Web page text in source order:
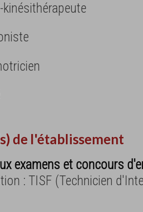
de l'établissement
examens et concours
: TISF (Technicien